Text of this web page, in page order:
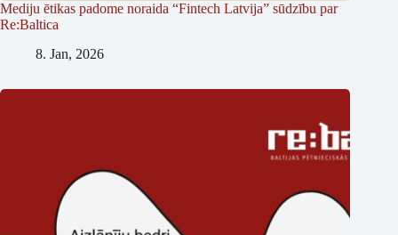
Mediju ētikas padome noraida “Fintech Latvija” sūdzību par
Re:Baltica
8. Jan, 2026